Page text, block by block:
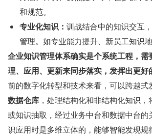
和规范。
专业化知识： 训战结合中的知识交互
管理。如专业能力提升、新员工知识地
企业知识管理体系确实是个系统工程，需
理、应用、更新来同步落实，发挥出更好
前的数字化转型和技术来看，可以跨越式
数据仓库 ，处理结构化和非结构化知识
或知识抽取，经过业务中台和数据中台的
识应用时是多维立体的，能够智能发现规